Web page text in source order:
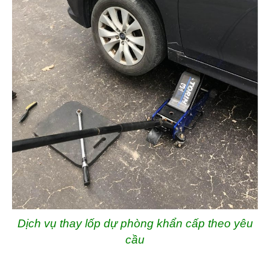
Dịch vụ thay lốp dự phòng khẩn cấp theo yêu
cầu